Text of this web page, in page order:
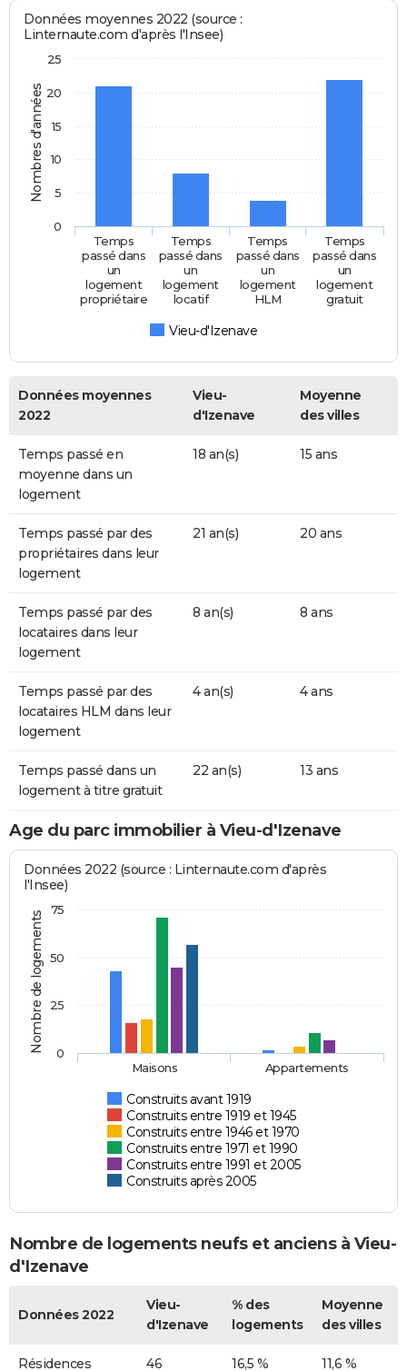
Nombres d'années
Données moyennes 2022 (source :
Linternaute.com d'après l'Insee)
Vieu-d'Izenave
Temps
passé dans
un
logement
propriétaire
Temps
passé dans
un
logement
locatif
Temps
passé dans
un
logement
HLM
Temps
passé dans
un
logement
gratuit
0
5
10
15
20
25
Données moyennes
2022
Vieu-
d'Izenave
Moyenne
des villes
Temps passé en
moyenne dans un
logement
18 an(s) 15 ans
Temps passé par des
propriétaires dans leur
logement
21 an(s) 20 ans
Temps passé par des
locataires dans leur
logement
8 an(s) 8 ans
Temps passé par des
locataires HLM dans leur
logement
4 an(s) 4 ans
Temps passé dans un
logement à titre gratuit
22 an(s) 13 ans
Age du parc immobilier à Vieu-d'Izenave
Nombre de logements
Données 2022 (source : Linternaute.com d'après
l'Insee)
Construits avant 1919
Construits entre 1919 et 1945
Construits entre 1946 et 1970
Construits entre 1971 et 1990
Construits entre 1991 et 2005
Construits après 2005
Maisons Appartements
0
25
50
75
Nombre de logements neufs et anciens à Vieu-
d'Izenave
Données 2022
Vieu-
d'Izenave
% des
logements
Moyenne
des villes
Résidences
46 16,5 % 11,6 %